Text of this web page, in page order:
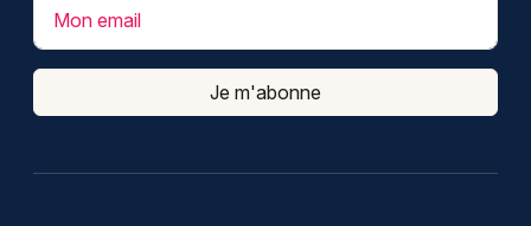
Mon email
Je m'abonne